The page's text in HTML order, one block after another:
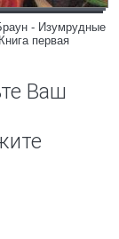
- Изумрудные
первая
Ваш